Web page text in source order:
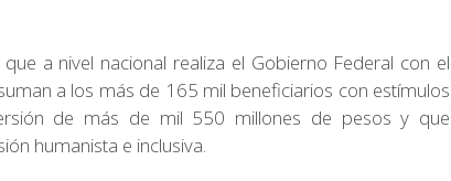
a nivel nacional realiza el Gobierno Federal con el
a los más de 165 mil beneficiarios con estímulos
de más de mil 550 millones de pesos y que
humanista e inclusiva.